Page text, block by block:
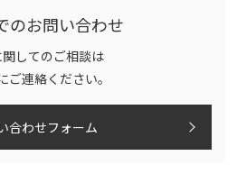
のお問い合わせ
してのご相談は
ご連絡ください。
合わせフォーム